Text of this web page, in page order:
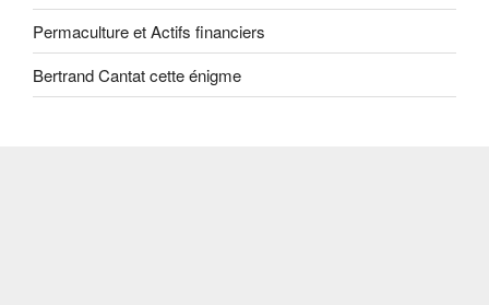
Permaculture et Actifs financiers
Bertrand Cantat cette énigme